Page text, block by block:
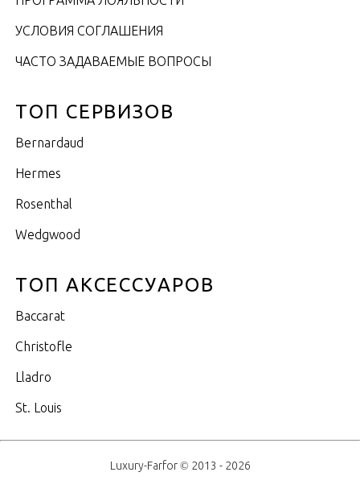
УСЛОВИЯ СОГЛАШЕНИЯ
ЧАСТО ЗАДАВАЕМЫЕ ВОПРОСЫ
ТОП СЕРВИЗОВ
Bernardaud
Hermes
Rosenthal
Wedgwood
ТОП АКСЕССУАРОВ
Baccarat
Christofle
Lladro
St. Louis
Luxury-Farfor © 2013 - 2026